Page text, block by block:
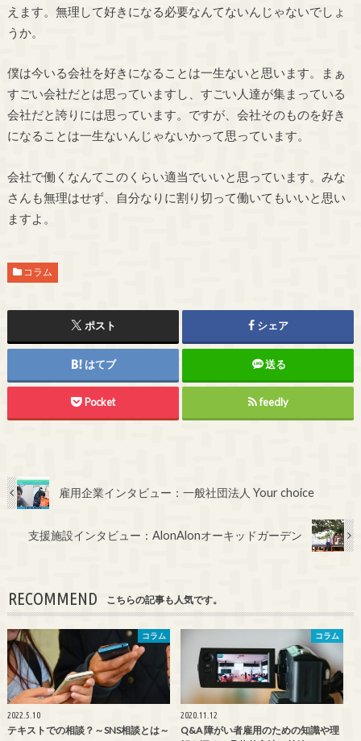
えます。無理して好きになる必要なんてないんじゃないでしょ
うか。
僕は今いる会社を好きになることは一生ないと思います。まぁ
すごい会社だとは思っていますし、すごい人達が集まっている
会社だと誇りには思っています。ですが、会社そのものを好き
になることは一生ないんじゃないかって思っています。
会社で働くなんてこのくらい適当でいいと思っています。みな
さんも無理はせず、自分なりに割り切って働いてもいいと思い
ますよ。
コラム
ポスト シェア
はてブ 送る
Pocket feedly
雇用企業インタビュー：一般社団法人 Your choice
支援施設インタビュー：AlonAlonオーキッドガーデン
RECOMMEND こちらの記事も人気です。
コラム
2022.5.10
テキストでの相談？～SNS相談とは～
コラム
2020.11.12
Q&A 障がい者雇用のための知識や理